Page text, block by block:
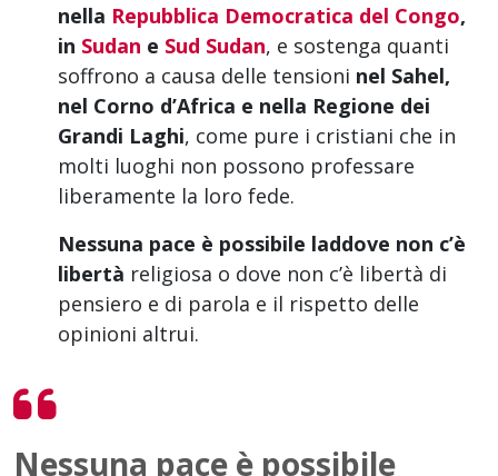
nella Repubblica Democratica del Congo,
in Sudan e Sud Sudan, e sostenga quanti
soffrono a causa delle tensioni nel Sahel,
nel Corno d’Africa e nella Regione dei
Grandi Laghi, come pure i cristiani che in
molti luoghi non possono professare
liberamente la loro fede.
Nessuna pace è possibile laddove non c’è
libertà religiosa o dove non c’è libertà di
pensiero e di parola e il rispetto delle
opinioni altrui.
Nessuna pace è possibile